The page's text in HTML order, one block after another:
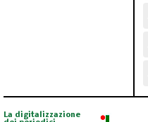
La digitalizzazione